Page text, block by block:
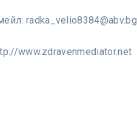
radka_velio8384@abv.bg
www.zdravenmediator.net